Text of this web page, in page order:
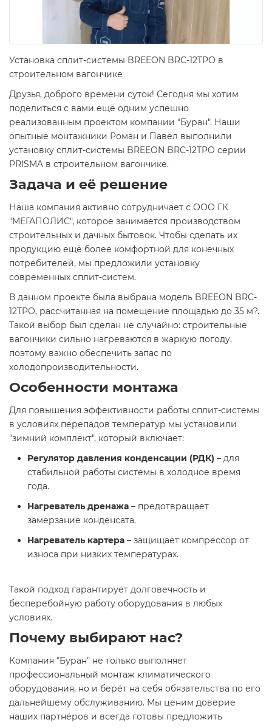
Установка сплит-системы BREEON BRC-12TPO в
строительном вагончике
Друзья, доброго времени суток! Сегодня мы хотим
поделиться с вами ещё одним успешно
реализованным проектом компании "Буран". Наши
опытные монтажники Роман и Павел выполнили
установку сплит-системы BREEON BRC-12TPO серии
PRISMA в строительном вагончике.
Задача и её решение
Наша компания активно сотрудничает с ООО ГК
"МЕГАПОЛИС", которое занимается производством
строительных и дачных бытовок. Чтобы сделать их
продукцию ещё более комфортной для конечных
потребителей, мы предложили установку
современных сплит-систем.
В данном проекте была выбрана модель BREEON BRC-
12TPO, рассчитанная на помещение площадью до 35 м?.
Такой выбор был сделан не случайно: строительные
вагончики сильно нагреваются в жаркую погоду,
поэтому важно обеспечить запас по
холодопроизводительности.
Особенности монтажа
Для повышения эффективности работы сплит-системы
в условиях перепадов температур мы установили
"зимний комплект", который включает:
Регулятор давления конденсации (РДК) – для
стабильной работы системы в холодное время
года.
Нагреватель дренажа – предотвращает
замерзание конденсата.
Нагреватель картера – защищает компрессор от
износа при низких температурах.
Такой подход гарантирует долговечность и
бесперебойную работу оборудования в любых
условиях.
Почему выбирают нас?
Компания "Буран" не только выполняет
профессиональный монтаж климатического
оборудования, но и берёт на себя обязательства по его
дальнейшему обслуживанию. Мы ценим доверие
наших партнёров и всегда готовы предложить